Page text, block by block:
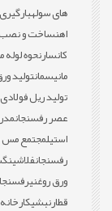
های سوله
اهنساخت و
کانسارنحوه لوله
مانیسمانتولید
تولید ریل
عصر رفسنجان
استیلمجتمع مس
رفسنجانفلاشینگ
ورق روغنی
قطارنبشی